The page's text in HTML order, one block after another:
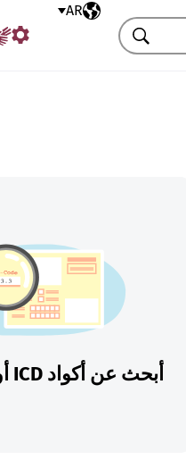
اللغة المختارةAR
بحث
أبحث عن أكواد ICD أو أكواد OPS